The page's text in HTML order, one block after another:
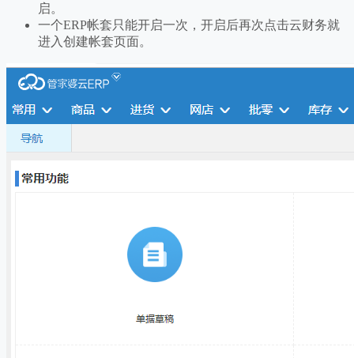
启。
一个ERP帐套只能开启一次，开启后再次点击云财务就
进入创建帐套页面。